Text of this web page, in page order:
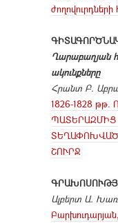
Ղարաբաղյան
ակունքները
Հրանտ Բ.
1826-1828
ՇՈՒՐՋ
Ալբերտ Ա.